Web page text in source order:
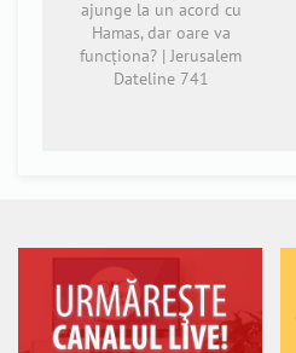
ajunge la un acord cu
Hamas, dar oare va
funcționa? | Jerusalem
Dateline 741